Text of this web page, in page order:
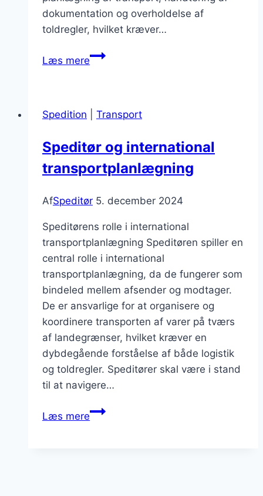
dokumentation og overholdelse af
toldregler, hvilket kræver…
Læs mereSpeditør
metoder
Spedition Transport
Speditør og international
transportplanlægning
AfSpeditør 5. december 2024
Speditørens rolle i international
transportplanlægning Speditøren spiller en
central rolle i international
transportplanlægning, da de fungerer som
bindeled mellem afsender og modtager.
De er ansvarlige for at organisere og
koordinere transporten af varer på tværs
af landegrænser, hvilket kræver en
dybdegående forståelse af både logistik
og toldregler. Speditører skal være i stand
til at navigere…
Læs mereSpeditør